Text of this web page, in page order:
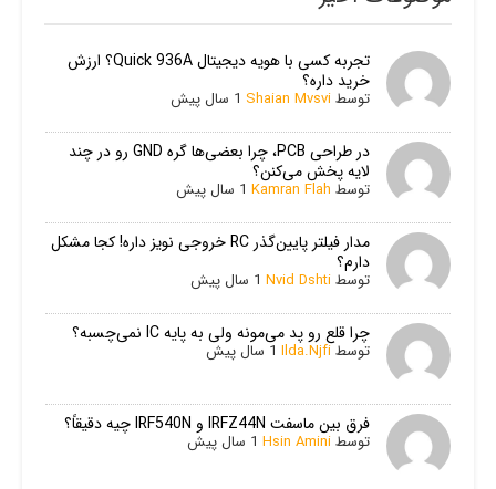
تجربه کسی با هویه دیجیتال Quick 936A؟ ارزش
خرید داره؟
توسطShaian Mvsvi 1 سال پیش
در طراحی PCB، چرا بعضی‌ها گره GND رو در چند
لایه پخش می‌کنن؟
توسط Kamran Flah 1 سال پیش
مدار فیلتر پایین‌گذر RC خروجی نویز داره! کجا مشکل
دارم؟
توسطNvid Dshti 1 سال پیش
چرا قلع رو پد می‌مونه ولی به پایه IC نمی‌چسبه؟
توسطIlda.Njfi 1 سال پیش
فرق بین ماسفت IRFZ44N و IRF540N چیه دقیقاً؟
توسطHsin Amini 1 سال پیش